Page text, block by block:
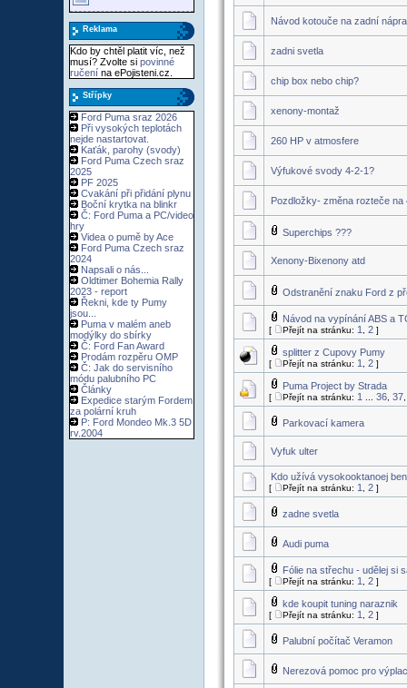
Reklama
Kdo by chtěl platit víc, než
musí? Zvolte si povinné
ručení na ePojisteni.cz.
Střípky
Ford Puma sraz 2026
Při vysokých teplotách
nejde nastartovat.
Kaťák, parohy (svody)
Ford Puma Czech sraz
2025
PF 2025
Cvakání při přidání plynu
Boční krytka na blinkr
Č: Ford Puma a PC/video
hry
Videa o pumě by Ace
Ford Puma Czech sraz
2024
Napsali o nás...
Oldtimer Bohemia Rally
2023 - report
Řekni, kde ty Pumy
jsou...
Puma v malém aneb
modýlky do sbírky
Č: Ford Fan Award
Prodám rozpěru OMP
Č: Jak do servisního
módu palubního PC
Články
Expedice starým Fordem
za polární kruh
P: Ford Mondeo Mk.3 5D
rv.2004
Návod kotouče na zadní
zadni svetla
chip box nebo chip?
xenony-montaž
260 HP v atmosfere
Výfukové svody 4-2-1?
Pozdložky- změna rozteče na
Superchips ???
Xenony-Bixenony atd
Odstranění znaku Ford z
Návod na vypínání ABS a
[ Přejít na stránku: 1 2 ]
splitter z Cupovy Pumy
[ Přejít na stránku: 1 2 ]
Puma Project by Strada
[ Přejít na stránku: 1 36 37
Parkovací kamera
Vyfuk ulter
Kdo užívá vysokooktanoej
[ Přejít na stránku: 1 2 ]
zadne svetla
Audi puma
Fólie na střechu - udělej si
[ Přejít na stránku: 1 2 ]
kde koupit tuning naraznik
[ Přejít na stránku: 1 2 ]
Palubní počítač Veramon
Nerezová pomoc pro